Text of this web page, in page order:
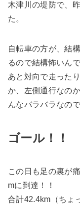
木津川の堤防で、
た。
自転車の方が、結
るので結構怖いん
あと対向で走った
か、左側通行なの
んなバラバラなの
ゴール！！
この日も足の裏が
mに到達！！
合計42.4km （ちょ